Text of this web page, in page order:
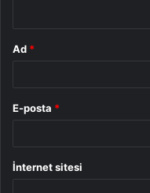
Ad *
E-posta *
İnternet sitesi